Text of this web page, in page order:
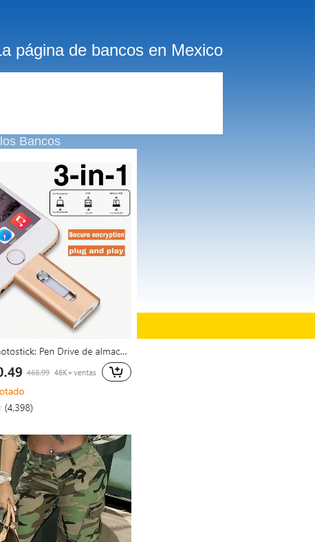
página de bancos en Mexico
Bancos